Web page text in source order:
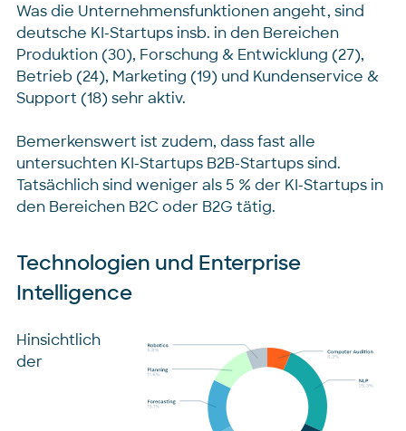
Was die Unternehmensfunktionen angeht, sind
deutsche KI-Startups insb. in den Bereichen
Produktion (30), Forschung & Entwicklung (27),
Betrieb (24), Marketing (19) und Kundenservice &
Support (18) sehr aktiv.
Bemerkenswert ist zudem, dass fast alle
untersuchten KI-Startups B2B-Startups sind.
Tatsächlich sind weniger als 5 % der KI-Startups in
den Bereichen B2C oder B2G tätig.
Technologien und Enterprise
Intelligence
Hinsichtlich
der